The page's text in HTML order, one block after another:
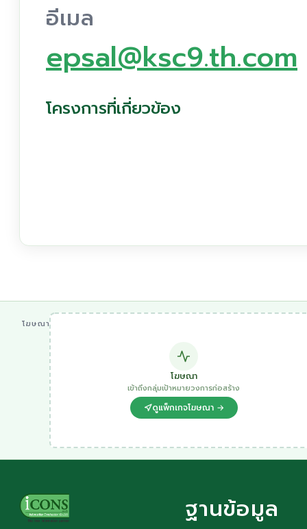
อีเมล
epsal@ksc9.th.com
โครงการที่เกี่ยวข้อง
โฆษณา
โฆษณา
เข้าถึงกลุ่มเป้าหมายวงการก่อสร้าง
ดูแพ็กเกจโฆษณา →
ฐานข้อมูล